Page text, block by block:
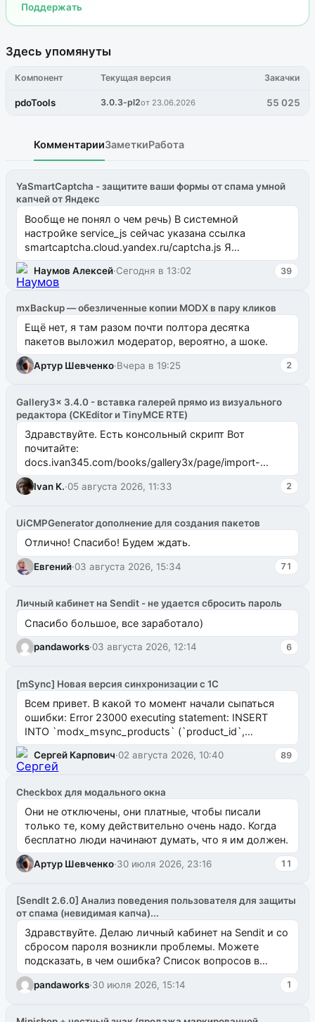
Поддержать
Здесь упомянуты
Компонент Текущая версия Закачки
pdoTools 3.0.3-pl2от 23.06.2026 55 025
КомментарииЗаметкиРабота
YaSmartCaptcha - защитите ваши формы от спама умной
капчей от Яндекс
Вообще не понял о чем речь) В системной
настройке service_js сейчас указана ссылка
smartcaptcha.cloud.yandex.ru/captcha.js Я
предложил очистить эту настройку, тогда
компонент н...
Наумов Алексей·Сегодня в 13:02 39
mxBackup — обезличенные копии MODX в пару кликов
Ещё нет, я там разом почти полтора десятка
пакетов выложил модератор, вероятно, а шоке.
Артур Шевченко·Вчера в 19:25 2
Gallery3x 3.4.0 - вставка галерей прямо из визуального
редактора (CKEditor и TinyMCE RTE)
Здравствуйте. Есть консольный скрипт Вот
почитайте:
docs.ivan345.com/books/gallery3x/page/import-
ms2galleryphp
Ivan K.·05 августа 2026, 11:33 2
UiCMPGenerator дополнение для создания пакетов
Отлично! Спасибо! Будем ждать.
Евгений·03 августа 2026, 15:34 71
Личный кабинет на Sendit - не удается сбросить пароль
Спасибо большое, все заработало)
pandaworks·03 августа 2026, 12:14 6
[mSync] Новая версия синхронизации с 1С
Всем привет. В какой то момент начали сыпаться
ошибки: Error 23000 executing statement: INSERT
INTO `modx_msync_products` (`product_id`,
`uuid_1c`) VALUES ...
Сергей Карпович·02 августа 2026, 10:40 89
Checkbox для модального окна
Они не отключены, они платные, чтобы писали
только те, кому действительно очень надо. Когда
бесплатно люди начинают думать, что я им должен.
Артур Шевченко·30 июля 2026, 23:16 11
[SendIt 2.6.0] Анализ поведения пользователя для защиты
от спама (невидимая капча)...
Здравствуйте. Делаю личный кабинет на Sendit и со
сбросом пароля возникли проблемы. Можете
подсказать, в чем ошибка? Список вопросов в
одноименном разделе на modx.pro пока пуст, и,...
pandaworks·30 июля 2026, 15:14 1